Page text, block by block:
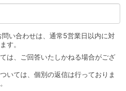
い合わせは、通常5営業日以内に対
す。
は、ご回答いたしかねる場合がござ
いては、個別の返信は行っておりま